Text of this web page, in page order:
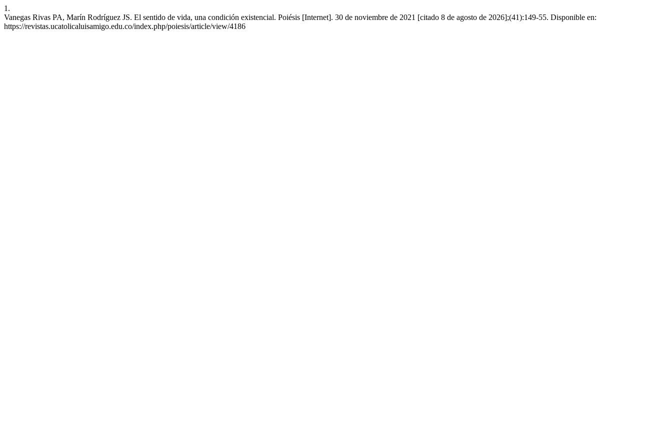
1.
Vanegas Rivas PA, Marín Rodríguez JS. El sentido de vida, una condición existencial. Poiésis [Internet]. 30 de noviembre de 2021 [citado 8 de agosto de 2026];(41):149-55. Disponible en:
https://revistas.ucatolicaluisamigo.edu.co/index.php/poiesis/article/view/4186